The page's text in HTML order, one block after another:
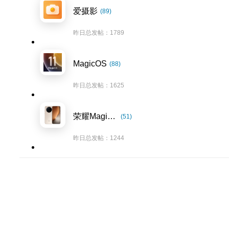
爱摄影 (89)
昨日总发帖：1789
MagicOS (88)
昨日总发帖：1625
荣耀Magic8系列 (51)
昨日总发帖：1244